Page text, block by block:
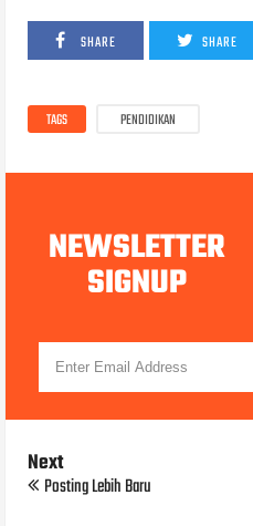
SHARE SHARE
TAGS PENDIDIKAN
NEWSLETTER
SIGNUP
Next
Posting Lebih Baru